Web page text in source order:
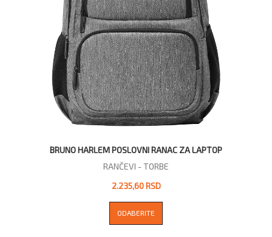
BRUNO HARLEM POSLOVNI RANAC ZA LAPTOP
RANČEVI - TORBE
2.235,60 RSD
ODABERITE